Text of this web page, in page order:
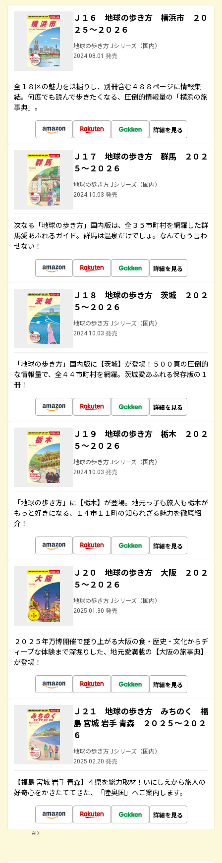
Ｊ１６ 地球の歩き方 横浜市 ２０
２５～２０２６
地球の歩き方 Jシリーズ（国内）
2024.08.01 発売
全１８区の魅力を深掘りし、別冊含む４８８ページに情報集
結。何度でも読んで歩きたくなる、圧倒的情報量の「横浜の旅
事典」。
詳細を見る
Ｊ１７ 地球の歩き方 群馬 ２０２
５～２０２６
地球の歩き方 Jシリーズ（国内）
2024.10.03 発売
次なる「地球の歩き方」国内版は、全３５市町村を網羅した群
馬愛あふれるガイド。群馬は温泉だけでしょ。なんてもう言わ
せない！
詳細を見る
Ｊ１８ 地球の歩き方 茨城 ２０２
５～２０２６
地球の歩き方 Jシリーズ（国内）
2024.10.03 発売
「地球の歩き方」国内版に【茨城】が登場！５００頁の圧倒的
な情報量で、全４４市町村を網羅。茨城愛あふれる保存版の１
冊！
詳細を見る
Ｊ１９ 地球の歩き方 栃木 ２０２
５～２０２６
地球の歩き方 Jシリーズ（国内）
2024.10.03 発売
「地球の歩き方」に【栃木】が登場。地元っ子も旅人も栃木が
もっと好きになる、１４市１１町の知られざる魅力を徹底紹
介！
詳細を見る
Ｊ２０ 地球の歩き方 大阪 ２０２
５～２０２６
地球の歩き方 Jシリーズ（国内）
2025.01.30 発売
２０２５年万博開催で盛り上がる大阪の食・歴史・文化からデ
ィープな体験まで深堀りした、地元愛満載の【大阪の旅事典】
が登場！
詳細を見る
Ｊ２１ 地球の歩き方 みちのく 福
島 宮城 岩手 青森 ２０２５～２０２
６
地球の歩き方 Jシリーズ（国内）
2025.02.20 発売
【福島 宮城 岩手 青森】４県を総力取材！いにしえから旅人の
好奇心をかきたててきた、「陸奥国」へご案内します。
詳細を見る
AD